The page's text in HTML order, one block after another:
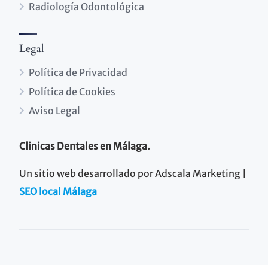
Radiología Odontológica
Legal
Política de Privacidad
Política de Cookies
Aviso Legal
Clinicas Dentales en Málaga.
Un sitio web desarrollado por Adscala Marketing |
SEO local Málaga